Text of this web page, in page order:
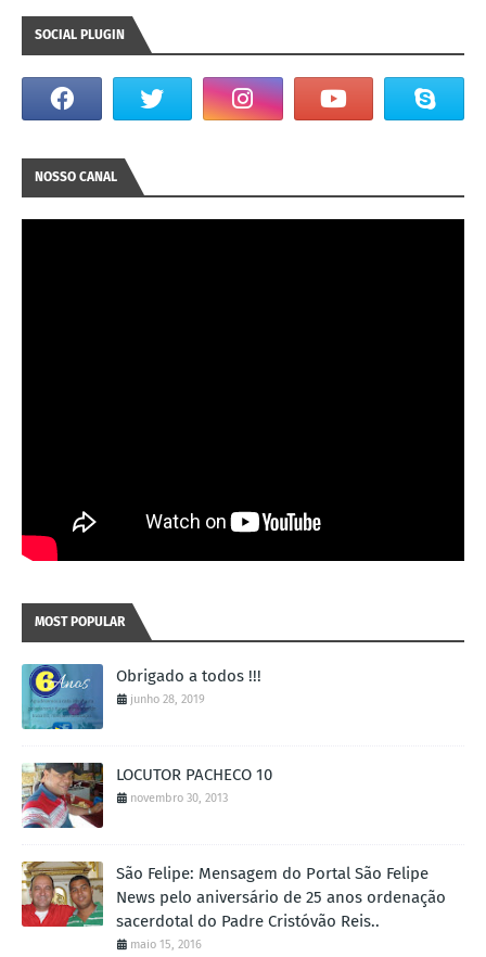
SOCIAL PLUGIN
NOSSO CANAL
MOST POPULAR
Obrigado a todos !!!
junho 28, 2019
LOCUTOR PACHECO 10
novembro 30, 2013
São Felipe: Mensagem do Portal São Felipe
News pelo aniversário de 25 anos ordenação
sacerdotal do Padre Cristóvão Reis..
maio 15, 2016